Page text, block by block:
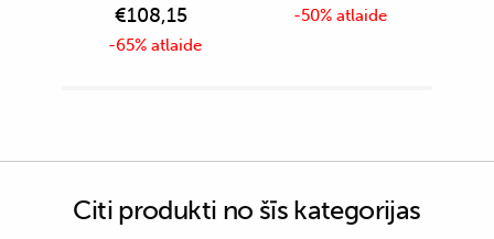
€108,15
-65% atlaide
-50% atlaide
Citi produkti no šīs kategorijas